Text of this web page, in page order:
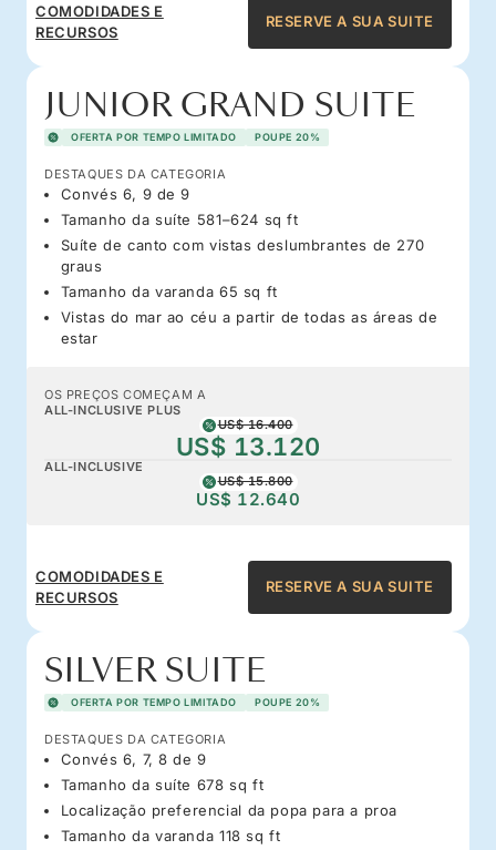
COMODIDADES E
RECURSOS
RESERVE A SUA SUITE
JUNIOR GRAND SUITE
OFERTA POR TEMPO LIMITADO POUPE 20%
DESTAQUES DA CATEGORIA
Convés 6, 9 de 9
Tamanho da suíte 581–624 sq ft
Suíte de canto com vistas deslumbrantes de 270
graus
Tamanho da varanda 65 sq ft
Vistas do mar ao céu a partir de todas as áreas de
estar
OS PREÇOS COMEÇAM A
ALL-INCLUSIVE PLUS
US$ 16.400
US$ 13.120
ALL-INCLUSIVE
US$ 15.800
US$ 12.640
COMODIDADES E
RECURSOS
RESERVE A SUA SUITE
SILVER SUITE
OFERTA POR TEMPO LIMITADO POUPE 20%
DESTAQUES DA CATEGORIA
Convés 6, 7, 8 de 9
Tamanho da suíte 678 sq ft
Localização preferencial da popa para a proa
Tamanho da varanda 118 sq ft